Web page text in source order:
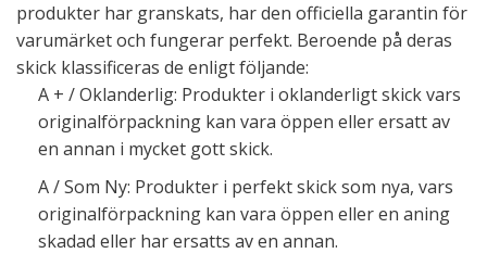
produkter har granskats, har den officiella garantin för
varumärket och fungerar perfekt. Beroende på deras
skick klassificeras de enligt följande:
A + / Oklanderlig: Produkter i oklanderligt skick vars
originalförpackning kan vara öppen eller ersatt av
en annan i mycket gott skick.
A / Som Ny: Produkter i perfekt skick som nya, vars
originalförpackning kan vara öppen eller en aning
skadad eller har ersatts av en annan.